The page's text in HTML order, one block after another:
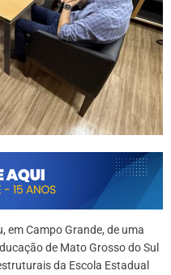
em Campo Grande, de uma
de Mato Grosso do Sul
da Escola Estadual